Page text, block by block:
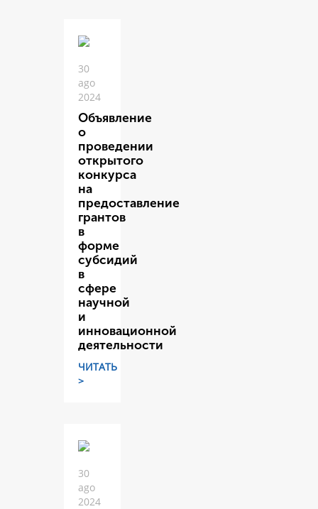
30
ago
2024
Объявление
о
проведении
открытого
конкурса
на
предоставление
грантов
в
форме
субсидий
в
сфере
научной
и
инновационной
деятельности
ЧИТАТЬ
>
30
ago
2024